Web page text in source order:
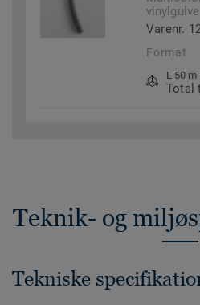
vinylgulve
Varenr.
Format
L 50
Total
Teknik- og
Tekniske